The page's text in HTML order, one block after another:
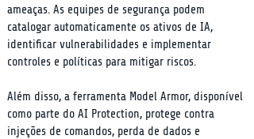
ameaças. As equipes de segurança podem
catalogar automaticamente os ativos de IA,
identificar vulnerabilidades e implementar
controles e políticas para mitigar riscos.
Além disso, a ferramenta Model Armor, disponível
como parte do AI Protection, protege contra
injeções de comandos, perda de dados e